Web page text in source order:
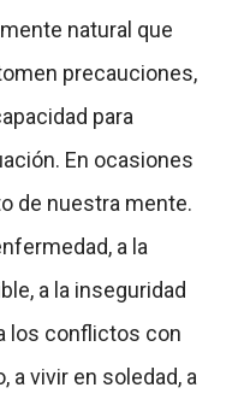
natural que
precauciones,
para
En ocasiones
de nuestra mente.
a la
a la inseguridad
los conflictos con
a vivir en soledad, a